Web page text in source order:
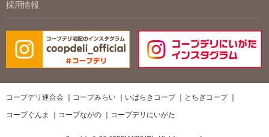
採用情報
コープデリ連合会 コープみらい いばらきコープ とちぎコープ
コープぐんま コープながの コープデリにいがた